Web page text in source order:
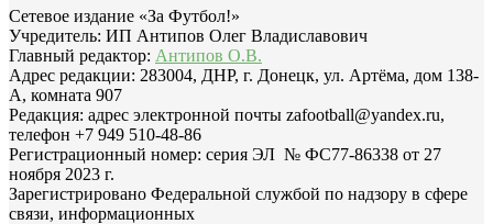
Сетевое издание «За Футбол!»
Учредитель: ИП Антипов Олег Владиславович
Главный редактор: Антипов О.В.
Адрес редакции: 283004, ДНР, г. Донецк, ул. Артёма, дом 138-
А, комната 907
Редакция: адрес электронной почты zafootball@yandex.ru,
телефон +7 949 510-48-86
Регистрационный номер: серия ЭЛ № ФС77-86338 от 27
ноября 2023 г.
Зарегистрировано Федеральной службой по надзору в сфере
связи, информационных